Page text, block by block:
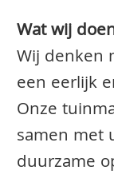
Wat wij
Wij denken
een eerlijk
Onze
samen met
duurzame